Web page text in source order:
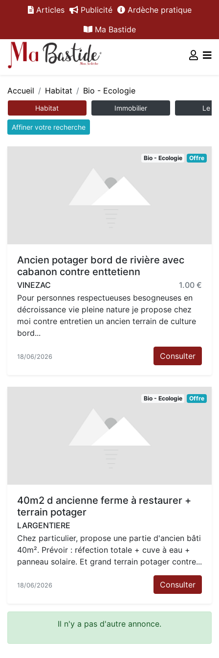
Articles Publicité
Ardèche pratique
Ma Bastide
Accueil Habitat Bio - Ecologie
Habitat Immobilier Le
Affiner votre recherche
Bio - Ecologie Offre
Ancien potager bord de rivière avec
cabanon contre enttetienn
VINEZAC
1.00 €
Pour personnes respectueuses besogneuses en
décroissance vie pleine nature je propose chez
moi contre entretien un ancien terrain de culture
bord...
18/06/2026 Consulter
Bio - Ecologie Offre
40m2 d ancienne ferme à restaurer +
terrain potager
LARGENTIERE
Chez particulier, propose une partie d'ancien bâti
40m². Prévoir : réfection totale + cuve à eau +
panneau solaire. Et grand terrain potager contre...
18/06/2026 Consulter
Il n'y a pas d'autre annonce.